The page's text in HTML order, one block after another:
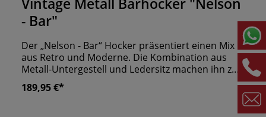
- Bar"
Der „Nelson - Bar“ Hocker präsentiert einen Mix
aus Retro und Moderne. Die Kombination aus
Metall-Untergestell und Ledersitz machen ihn zu
einem echten Hingucker. Machen Sie diesen
Barhocker zum Lieblingsplatz Ihrer Gäste! Im
189,95 €*